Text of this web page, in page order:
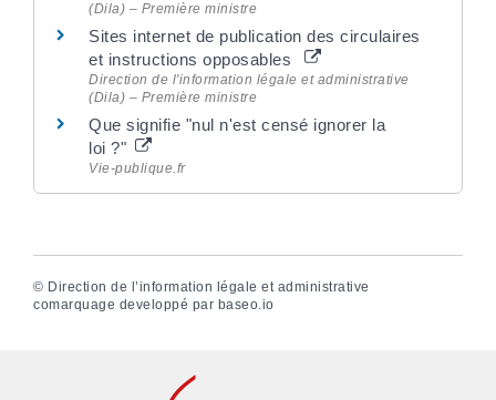
(Dila) – Première ministre
Sites internet de publication des circulaires
et instructions opposables
Direction de l'information légale et administrative
(Dila) – Première ministre
Que signifie "nul n'est censé ignorer la
loi ?"
Vie-publique.fr
© Direction de l’information légale et administrative
comarquage developpé par baseo.io